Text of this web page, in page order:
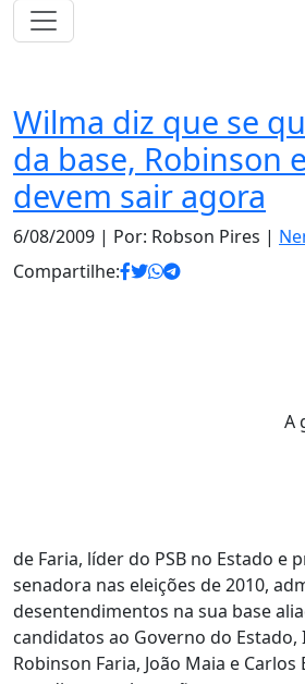
Wilma diz que se
da base, Robinson
devem sair agora
6/08/2009 | Por: Robson Pires |
Compartilhe:
A
de Faria, líder do PSB no Estado e
senadora nas eleições de 2010,
desentendimentos na sua base
candidatos ao Governo do Estado,
Robinson Faria, João Maia e